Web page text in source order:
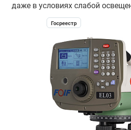
даже в условиях слабой
Госреестр